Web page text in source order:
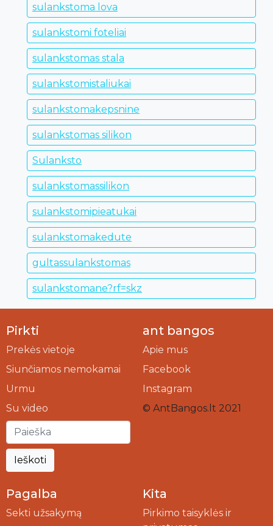
sulankstoma lova
sulankstomi foteliai
sulankstomas stala
sulankstomistaliukai
sulankstomakepsnine
sulankstomas silikon
Sulanksto
sulankstomassilikon
sulankstomipieatukai
sulankstomakedute
gultassulankstomas
sulankstomane?rf=skz
Pirkti
Prekės vietoje
Siunčiamos nemokamai
Urmu
Su video
Ieškoti
ant bangos
Apie mus
Facebook
Instagram
© AntBangos.lt 2021
Pagalba
Sekti užsakymą
Kita
Pirkimo taisyklės ir